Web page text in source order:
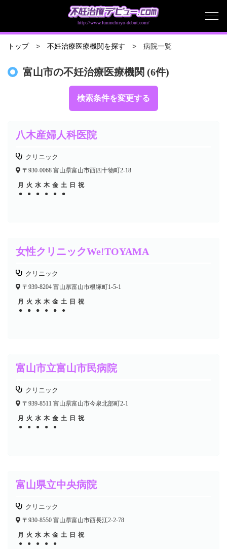
http://www.funinchiryo-debut.com/
トップ 不妊治療医療機関を探す 病院一覧
富山市の不妊治療医療機関 (6件)
検索条件を変更する
八木産婦人科医院
クリニック
〒930-0068 富山県富山市西四十物町2-18
月 火 水 木 金 土 日 祝
●
● ● ● ● ●
● ● ● ● ●
女性クリニックWe!TOYAMA
クリニック
〒939-8204 富山県富山市根塚町1-5-1
月 火 水 木 金 土 日 祝
●
● ● ● ● ●
● ●
● ●
富山市立富山市民病院
クリニック
〒939-8511 富山県富山市今泉北部町2-1
月 火 水 木 金 土 日 祝
●
● ● ● ●
富山県立中央病院
クリニック
〒930-8550 富山県富山市西長江2-2-78
月 火 水 木 金 土 日 祝
●
● ● ● ●